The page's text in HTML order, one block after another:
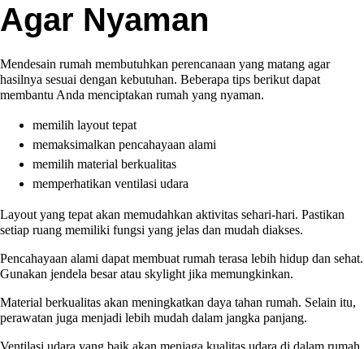
Agar Nyaman
Mendesain rumah membutuhkan perencanaan yang matang agar
hasilnya sesuai dengan kebutuhan. Beberapa tips berikut dapat
membantu Anda menciptakan rumah yang nyaman.
memilih layout tepat
memaksimalkan pencahayaan alami
memilih material berkualitas
memperhatikan ventilasi udara
Layout yang tepat akan memudahkan aktivitas sehari-hari. Pastikan
setiap ruang memiliki fungsi yang jelas dan mudah diakses.
Pencahayaan alami dapat membuat rumah terasa lebih hidup dan sehat.
Gunakan jendela besar atau skylight jika memungkinkan.
Material berkualitas akan meningkatkan daya tahan rumah. Selain itu,
perawatan juga menjadi lebih mudah dalam jangka panjang.
Ventilasi udara yang baik akan menjaga kualitas udara di dalam rumah.